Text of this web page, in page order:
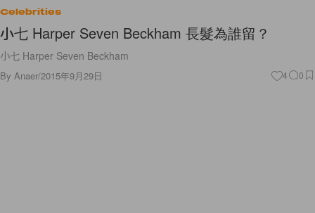
Celebrities
小七 Harper Seven Beckham 長髮為誰留？
小七 Harper Seven Beckham
By Anaer/2015年9月29日 4 0